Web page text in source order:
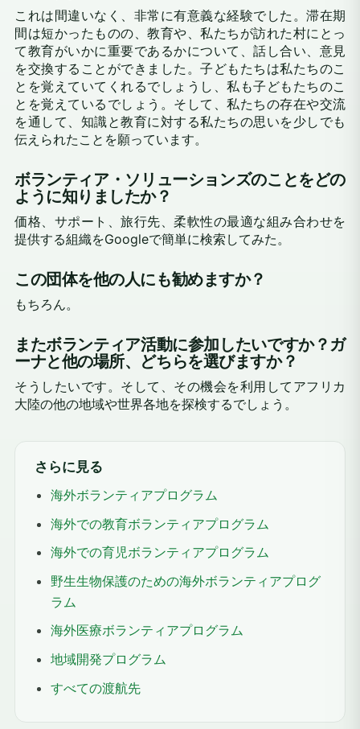
これは間違いなく、非常に有意義な経験でした。滞在期
間は短かったものの、教育や、私たちが訪れた村にとっ
て教育がいかに重要であるかについて、話し合い、意見
を交換することができました。子どもたちは私たちのこ
とを覚えていてくれるでしょうし、私も子どもたちのこ
とを覚えているでしょう。そして、私たちの存在や交流
を通して、知識と教育に対する私たちの思いを少しでも
伝えられたことを願っています。
ボランティア・ソリューションズのことをどの
ように知りましたか？
価格、サポート、旅行先、柔軟性の最適な組み合わせを
提供する組織をGoogleで簡単に検索してみた。
この団体を他の人にも勧めますか？
もちろん。
またボランティア活動に参加したいですか？ガ
ーナと他の場所、どちらを選びますか？
そうしたいです。そして、その機会を利用してアフリカ
大陸の他の地域や世界各地を探検するでしょう。
さらに見る
海外ボランティアプログラム
海外での教育ボランティアプログラム
海外での育児ボランティアプログラム
野生生物保護のための海外ボランティアプログ
ラム
海外医療ボランティアプログラム
地域開発プログラム
すべての渡航先